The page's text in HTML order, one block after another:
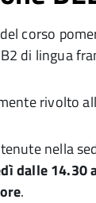
corso
di lingua
rivolto
nella
dalle 14.30
.